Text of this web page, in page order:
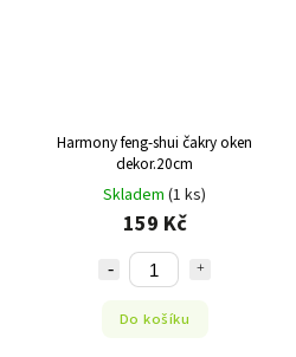
Harmony feng-shui čakry oken
dekor.20cm
Skladem (1 ks)
159 Kč
Do košíku